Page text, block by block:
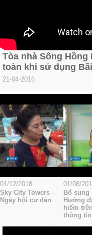
Tòa nhà Sông Hồng
toàn khi sử dụng
21-04-2016
01/12/2018
Sky City Towers –
Ngày hội cư dân
01/08/
Bổ sung
Hướng
hiểm
thông